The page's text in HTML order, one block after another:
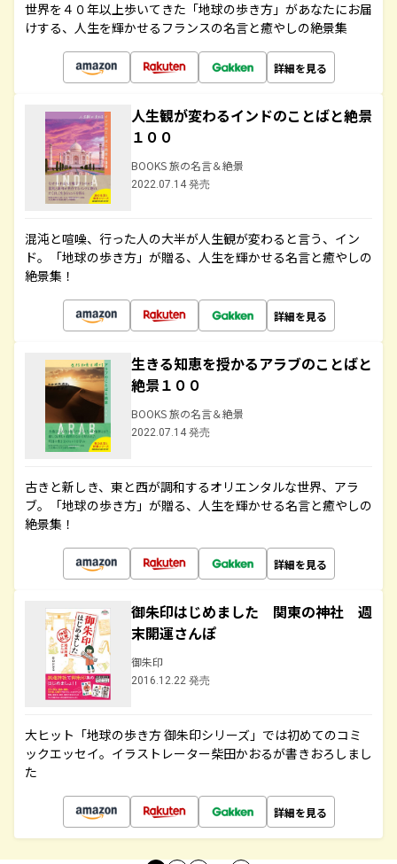
世界を４０年以上歩いてきた「地球の歩き方」があなたにお届
けする、人生を輝かせるフランスの名言と癒やしの絶景集
詳細を見る
人生観が変わるインドのことばと絶景
１００
BOOKS 旅の名言＆絶景
2022.07.14 発売
混沌と喧噪、行った人の大半が人生観が変わると言う、イン
ド。「地球の歩き方」が贈る、人生を輝かせる名言と癒やしの
絶景集！
詳細を見る
生きる知恵を授かるアラブのことばと
絶景１００
BOOKS 旅の名言＆絶景
2022.07.14 発売
古きと新しき、東と西が調和するオリエンタルな世界、アラ
ブ。「地球の歩き方」が贈る、人生を輝かせる名言と癒やしの
絶景集！
詳細を見る
御朱印はじめました 関東の神社 週
末開運さんぽ
御朱印
2016.12.22 発売
大ヒット「地球の歩き方 御朱印シリーズ」では初めてのコミ
ックエッセイ。イラストレーター柴田かおるが書きおろしまし
た
詳細を見る